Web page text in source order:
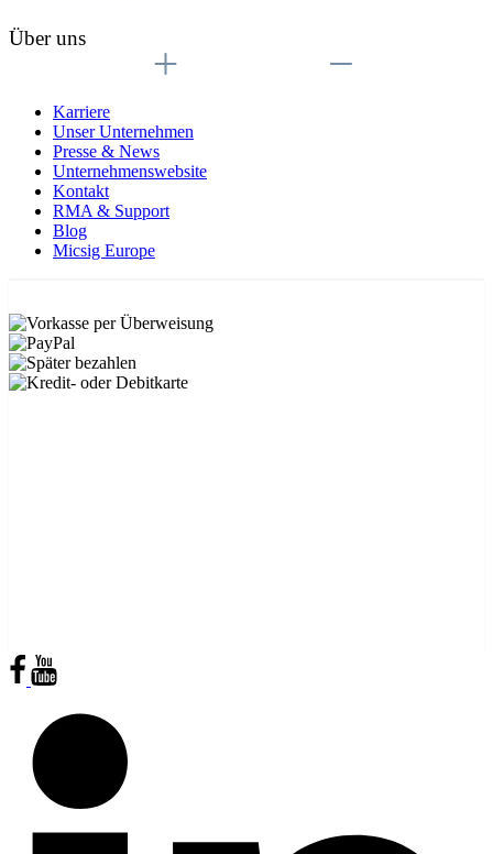
Über uns
Karriere
Unser Unternehmen
Presse & News
Unternehmenswebsite
Kontakt
RMA & Support
Blog
Micsig Europe